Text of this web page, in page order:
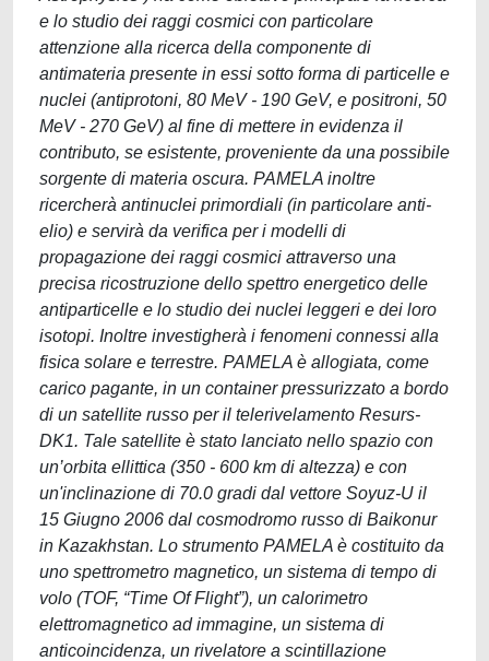
e lo studio dei raggi cosmici con particolare
attenzione alla ricerca della componente di
antimateria presente in essi sotto forma di particelle e
nuclei (antiprotoni, 80 MeV - 190 GeV, e positroni, 50
MeV - 270 GeV) al fine di mettere in evidenza il
contributo, se esistente, proveniente da una possibile
sorgente di materia oscura. PAMELA inoltre
ricercherà antinuclei primordiali (in particolare anti-
elio) e servirà da verifica per i modelli di
propagazione dei raggi cosmici attraverso una
precisa ricostruzione dello spettro energetico delle
antiparticelle e lo studio dei nuclei leggeri e dei loro
isotopi. Inoltre investigherà i fenomeni connessi alla
fisica solare e terrestre. PAMELA è allogiata, come
carico pagante, in un container pressurizzato a bordo
di un satellite russo per il telerivelamento Resurs-
DK1. Tale satellite è stato lanciato nello spazio con
un’orbita ellittica (350 - 600 km di altezza) e con
un'inclinazione di 70.0 gradi dal vettore Soyuz-U il
15 Giugno 2006 dal cosmodromo russo di Baikonur
in Kazakhstan. Lo strumento PAMELA è costituito da
uno spettrometro magnetico, un sistema di tempo di
volo (TOF, “Time Of Flight”), un calorimetro
elettromagnetico ad immagine, un sistema di
anticoincidenza, un rivelatore a scintillazione